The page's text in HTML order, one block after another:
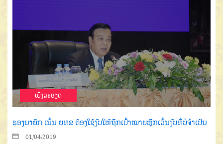
ເບີ່ງລະອຽດ
ຮອງນາຍົກ ເນັ້ນ ຍທຂ ຕ້ອງໃຊ້ງົບໃຫ້ຖືກເປົ້າໝາຍຫຼີກເວັ້ນງົບທີ່ບໍ່ຈຳເປັນ
01/04/2019